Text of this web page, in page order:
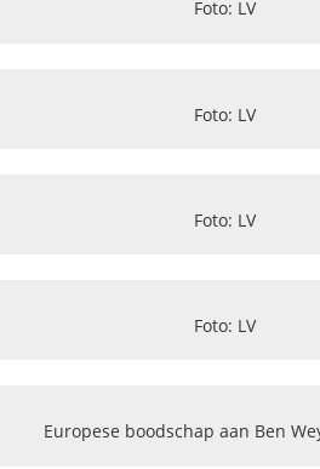
Foto: LV
Foto: LV
Foto: LV
Foto: LV
Europese boodschap aan Ben